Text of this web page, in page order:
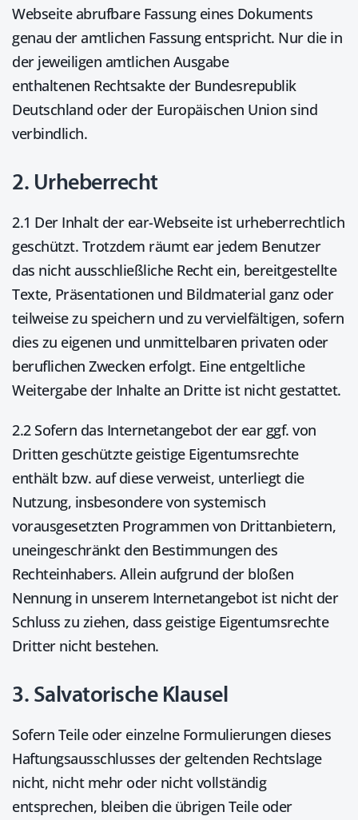
Webseite abrufbare Fassung eines Dokuments
genau der amtlichen Fassung entspricht. Nur die in
der jeweiligen amtlichen Ausgabe
enthaltenen Rechtsakte der Bundesrepublik
Deutschland oder der Europäischen Union sind
verbindlich.
2. Urheberrecht
2.1 Der Inhalt der ear-Webseite ist urheberrechtlich
geschützt. Trotzdem räumt ear jedem Benutzer
das nicht ausschließliche Recht ein, bereitgestellte
Texte, Präsentationen und Bildmaterial ganz oder
teilweise zu speichern und zu vervielfältigen, sofern
dies zu eigenen und unmittelbaren privaten oder
beruflichen Zwecken erfolgt. Eine entgeltliche
Weitergabe der Inhalte an Dritte ist nicht gestattet.
2.2 Sofern das Internetangebot der ear ggf. von
Dritten geschützte geistige Eigentumsrechte
enthält bzw. auf diese verweist, unterliegt die
Nutzung, insbesondere von systemisch
vorausgesetzten Programmen von Drittanbietern,
uneingeschränkt den Bestimmungen des
Rechteinhabers. Allein aufgrund der bloßen
Nennung in unserem Internetangebot ist nicht der
Schluss zu ziehen, dass geistige Eigentumsrechte
Dritter nicht bestehen.
3. Salvatorische Klausel
Sofern Teile oder einzelne Formulierungen dieses
Haftungsausschlusses der geltenden Rechtslage
nicht, nicht mehr oder nicht vollständig
entsprechen, bleiben die übrigen Teile oder